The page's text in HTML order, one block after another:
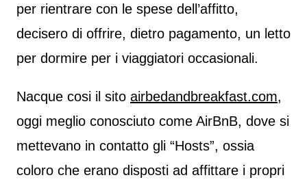
per rientrare con le spese dell’affitto,
decisero di offrire, dietro pagamento, un letto
per dormire per i viaggiatori occasionali.
Nacque cosi il sito airbedandbreakfast.com,
oggi meglio conosciuto come AirBnB, dove si
mettevano in contatto gli “Hosts”, ossia
coloro che erano disposti ad affittare i propri